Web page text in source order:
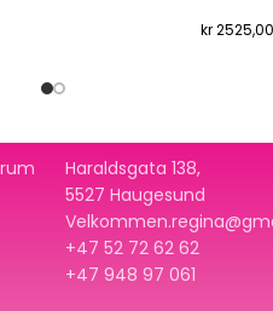
kr2525,00
Haraldsgata 138,
5527 Haugesund
+47 52 72 62 62
+47 948 97 061